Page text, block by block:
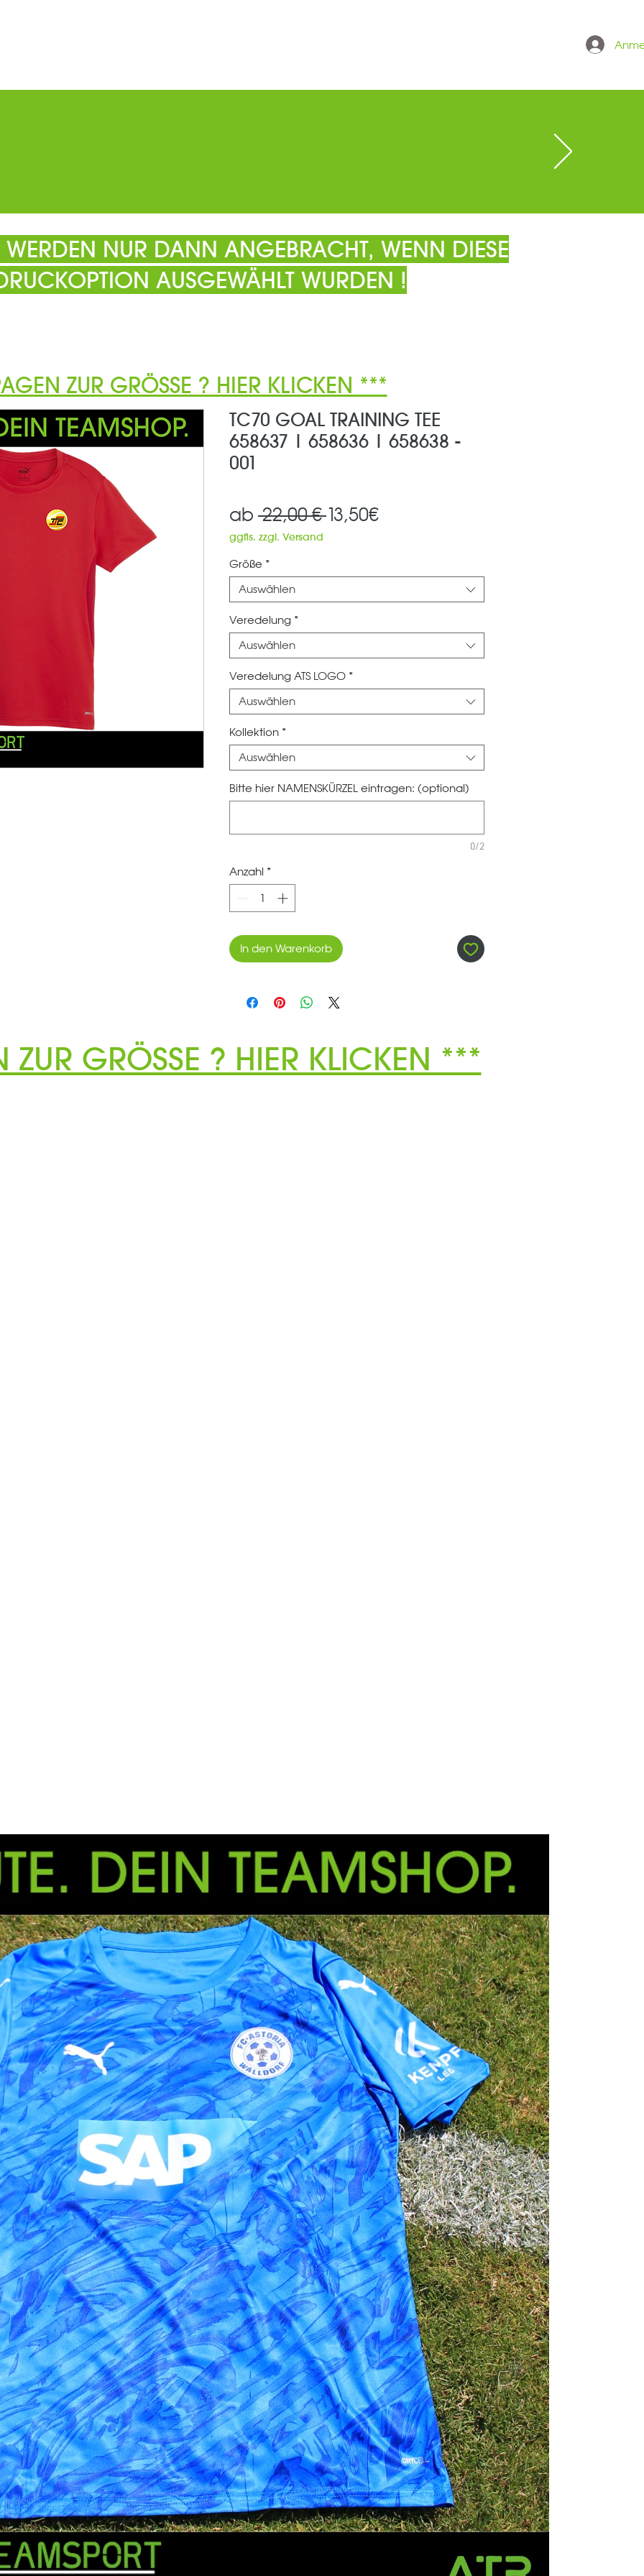
NUR DANN ANGEBRACHT, WENN DIESE
AUSGEWÄHLT WURDEN !
TC70 GOAL TRAINING TEE
658637 | 658636 | 658638 -
001
ab 22,00 € Standardpreis
13,50€Sale-
ggfls. zzgl. Versand
Größe *
Auswählen
Veredelung *
Auswählen
Veredelung ATS LOGO *
Auswählen
Kollektion *
Auswählen
Bitte hier NAMENSKÜRZEL eintragen: (optional)
0/2
Anzahl *
In den Warenkorb
ZUR GRÖSSE ? HIER KLICKEN ***
ZUR GRÖSSE ? HIER KLICKEN ***